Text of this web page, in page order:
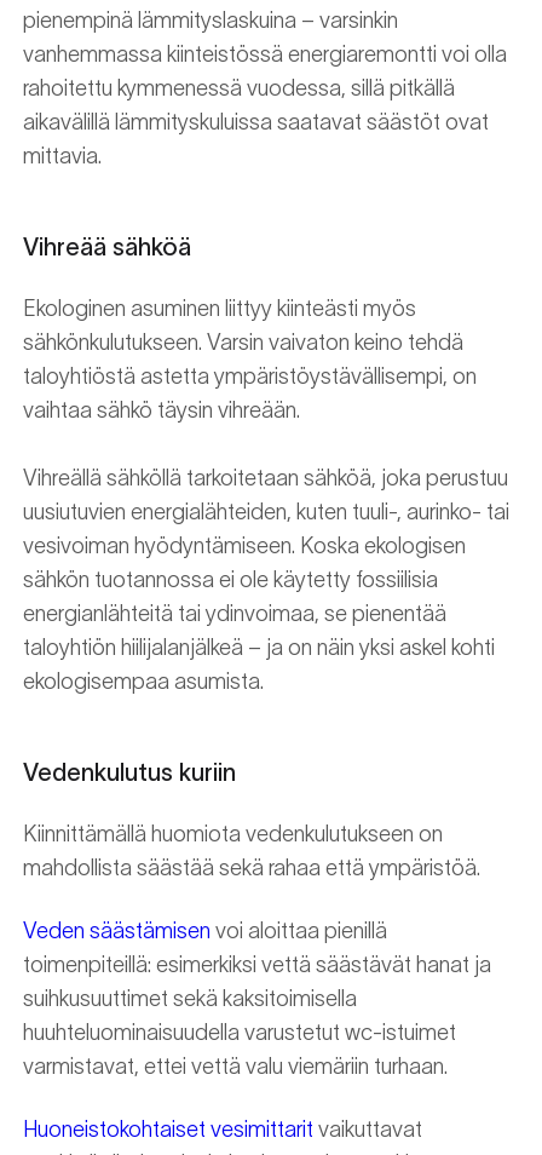
pienempinä lämmityslaskuina – varsinkin
vanhemmassa kiinteistössä energiaremontti voi olla
rahoitettu kymmenessä vuodessa, sillä pitkällä
aikavälillä lämmityskuluissa saatavat säästöt ovat
mittavia.
Vihreää sähköä
Ekologinen asuminen liittyy kiinteästi myös
sähkönkulutukseen. Varsin vaivaton keino tehdä
taloyhtiöstä astetta ympäristöystävällisempi, on
vaihtaa sähkö täysin vihreään.
Vihreällä sähköllä tarkoitetaan sähköä, joka perustuu
uusiutuvien energialähteiden, kuten tuuli-, aurinko- tai
vesivoiman hyödyntämiseen. Koska ekologisen
sähkön tuotannossa ei ole käytetty fossiilisia
energianlähteitä tai ydinvoimaa, se pienentää
taloyhtiön hiilijalanjälkeä ­– ja on näin yksi askel kohti
ekologisempaa asumista.
Vedenkulutus kuriin
Kiinnittämällä huomiota vedenkulutukseen on
mahdollista säästää sekä rahaa että ympäristöä.
Veden säästämisen voi aloittaa pienillä
toimenpiteillä: esimerkiksi vettä säästävät hanat ja
suihkusuuttimet sekä kaksitoimisella
huuhteluominaisuudella varustetut wc-istuimet
varmistavat, ettei vettä valu viemäriin turhaan.
Huoneistokohtaiset vesimittarit vaikuttavat